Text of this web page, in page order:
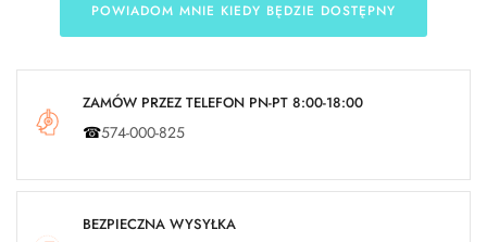
POWIADOM MNIE KIEDY BĘDZIE DOSTĘPNY
ZAMÓW PRZEZ TELEFON PN-PT 8:00-18:00
☎574-000-825
BEZPIECZNA WYSYŁKA